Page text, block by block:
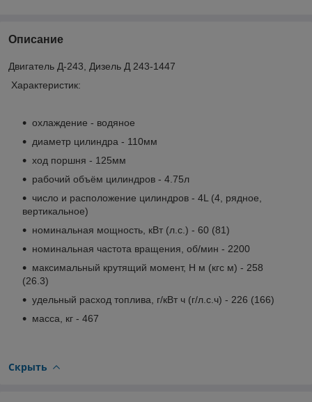
Описание
Двигатель Д-243, Дизель Д 243-1447
Характеристик:
охлаждение - водяное
диаметр цилиндра - 110мм
ход поршня - 125мм
рабочий объём цилиндров - 4.75л
число и расположение цилиндров - 4L (4, рядное,
вертикальное)
номинальная мощность, кВт (л.с.) - 60 (81)
номинальная частота вращения, об/мин - 2200
максимальный крутящий момент, Н м (кгс м) - 258
(26.3)
удельный расход топлива, г/кВт ч (г/л.с.ч) - 226 (166)
масса, кг - 467
Скрыть